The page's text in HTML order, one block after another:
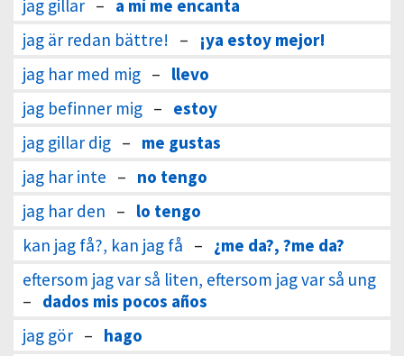
jag gillar – a mí me encanta
jag är redan bättre! –
¡ya estoy mejor!
jag har med mig – llevo
jag befinner mig – estoy
jag gillar dig – me gustas
jag har inte – no tengo
jag har den – lo tengo
kan jag få?, kan jag få – ¿me da?, ?me da?
eftersom jag var så liten, eftersom jag var så ung
– dados mis pocos años
jag gör – hago